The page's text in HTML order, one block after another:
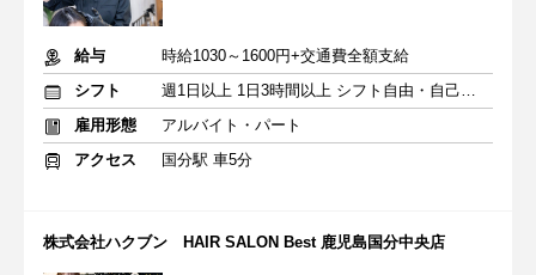
給与
時給1030～1600円+交通費全額支給
シフト
週1日以上 1日3時間以上 シフト自由・自己申告
雇用形態
アルバイト・パート
アクセス
国分駅 車5分
株式会社ハクブン HAIR SALON Best 鹿児島国分中央店